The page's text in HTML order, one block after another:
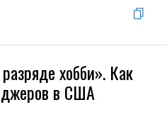
хобби». Как
в США